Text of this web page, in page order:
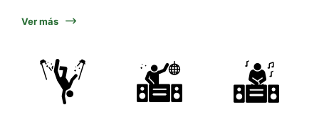
Ver más